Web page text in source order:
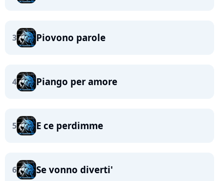
3 Piovono parole
4 Piango per amore
5 E ce perdimme
6 Se vonno diverti'